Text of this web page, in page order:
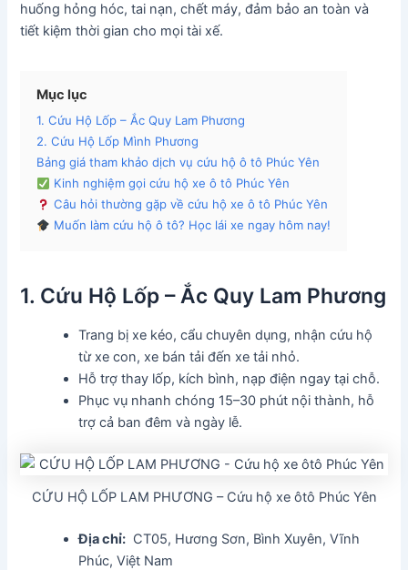
huống hỏng hóc, tai nạn, chết máy, đảm bảo an toàn và
tiết kiệm thời gian cho mọi tài xế.
Mục lục
1. Cứu Hộ Lốp – Ắc Quy Lam Phương
2. Cứu Hộ Lốp Mình Phương
Bảng giá tham khảo dịch vụ cứu hộ ô tô Phúc Yên
Kinh nghiệm gọi cứu hộ xe ô tô Phúc Yên
Câu hỏi thường gặp về cứu hộ xe ô tô Phúc Yên
Muốn làm cứu hộ ô tô? Học lái xe ngay hôm nay!
1. Cứu Hộ Lốp – Ắc Quy Lam Phương
Trang bị xe kéo, cẩu chuyên dụng, nhận cứu hộ
từ xe con, xe bán tải đến xe tải nhỏ.
Hỗ trợ thay lốp, kích bình, nạp điện ngay tại chỗ.
Phục vụ nhanh chóng 15–30 phút nội thành, hỗ
trợ cả ban đêm và ngày lễ.
CỨU HỘ LỐP LAM PHƯƠNG – Cứu hộ xe ôtô Phúc Yên
Địa chỉ: CT05, Hương Sơn, Bình Xuyên, Vĩnh
Phúc, Việt Nam